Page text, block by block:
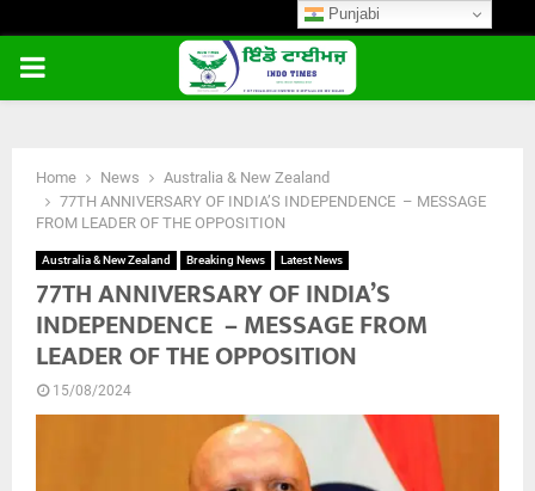
PRIMARY
Home News
Australia & New Zealand
77TH ANNIVERSARY OF INDIA’S INDEPENDENCE – MESSAGE
FROM LEADER OF THE OPPOSITION
Australia & New Zealand Breaking News Latest News
77TH ANNIVERSARY OF INDIA’S
INDEPENDENCE – MESSAGE FROM
LEADER OF THE OPPOSITION
15/08/2024
Punjabi